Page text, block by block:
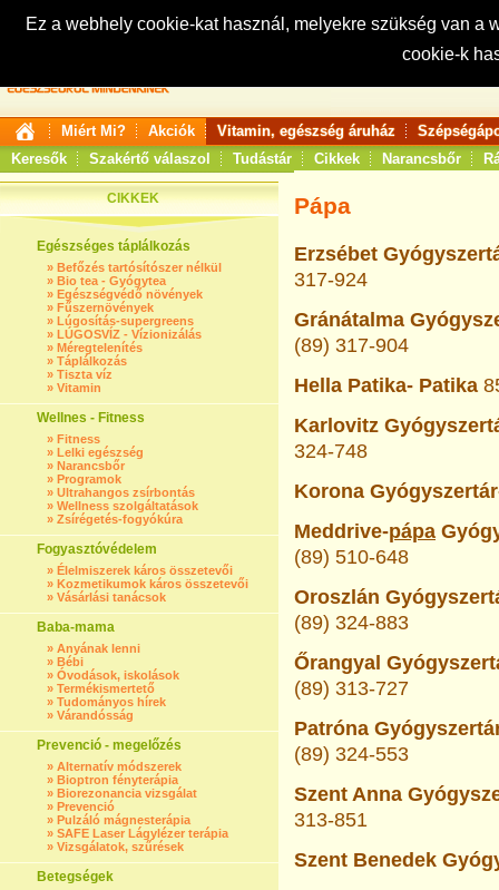
Ez a webhely cookie-kat használ, melyekre szükség van
cookie-k
Keresés:
Miért Mi? Akciók Vitamin, egészség áruház
Keresők
Szakértő válaszol Tudástár Cikkek Narancsbőr
CIKKEK
Egészséges táplálkozás
» Befőzés tartósítószer nélkül
» Bio tea - Gyógytea
» Egészségvédő növények
» Fűszernövények
» Lúgosítás-supergreens
» LÚGOSVÍZ - Vízionizálás
» Méregtelenítés
» Táplálkozás
» Tiszta víz
» Vitamin
Wellnes - Fitness
» Fitness
» Lelki egészség
» Narancsbőr
» Programok
» Ultrahangos zsírbontás
» Wellness szolgáltatások
» Zsírégetés-fogyókúra
Fogyasztóvédelem
» Élelmiszerek káros összetevői
» Kozmetikumok káros összetevői
» Vásárlási tanácsok
Baba-mama
» Anyának lenni
» Bébi
» Óvodások, iskolások
» Termékismertető
» Tudományos hírek
» Várandósság
Prevenció - megelőzés
» Alternatív módszerek
» Bioptron fényterápia
» Biorezonancia vizsgálat
» Prevenció
» Pulzáló mágnesterápia
» SAFE Laser Lágylézer terápia
» Vizsgálatok, szűrések
Betegségek
Pápa
Erzsébet
317-924
Gránátalma
(89) 317-904
Hella Patika- Patika
Karlovitz
324-748
Korona
Meddrive-pápa
(89) 510-648
Oroszlán
(89) 324-883
Őrangyal
(89) 313-727
Patróna
(89) 324-553
Szent Anna
313-851
Szent Benedek